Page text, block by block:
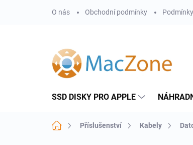
O nás Obchodní podmínky
SSD DISKY PRO APPLE
Domů Příslušenství Kabely